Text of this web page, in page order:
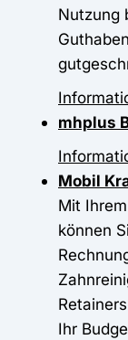
Nutzung
mhplus
Mobil
Mit
können
Ihr